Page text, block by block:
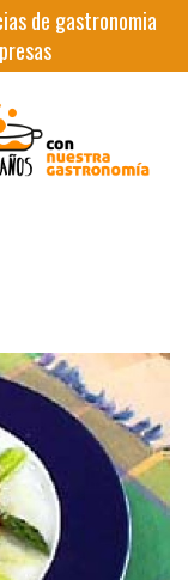
de gastronomia